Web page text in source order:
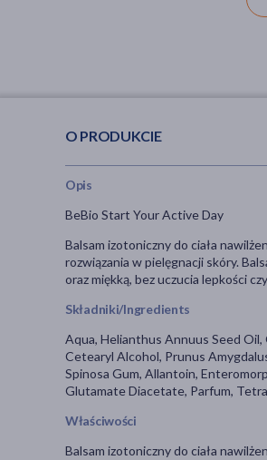
O PRODUKCIE
Opis
BeBio Start Your Active Day
Balsam izotoniczny do ciała
rozwiązania w pielęgnacji skóry.
oraz miękką, bez uczucia lepkości
Składniki/Ingredients
Aqua, Helianthus Annuus Seed
Cetearyl Alcohol, Prunus
Spinosa Gum, Allantoin,
Glutamate Diacetate, Parfum,
Właściwości
Balsam izotoniczny do ciała